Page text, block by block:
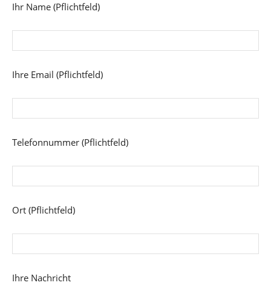
Ihr Name (Pflichtfeld)
Ihre Email (Pflichtfeld)
Telefonnummer (Pflichtfeld)
Ort (Pflichtfeld)
Ihre Nachricht